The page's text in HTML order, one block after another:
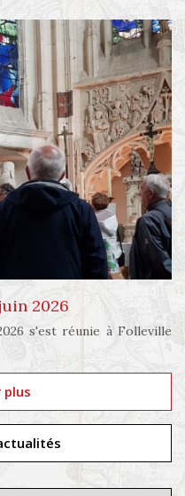
2026
s'est réunie à Folleville
plus